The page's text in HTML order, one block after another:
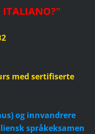
ITALIANO?"
med sertifiserte
og innvandrere
språkeksamen